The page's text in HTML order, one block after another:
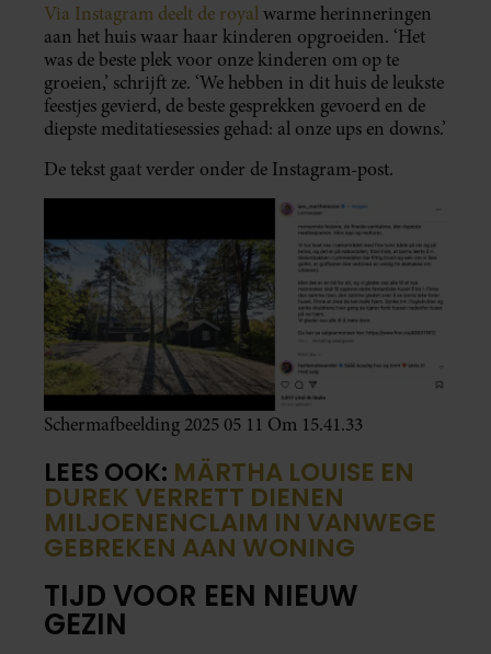
Via Instagram deelt de royalwarme herinneringen
aan het huis waar haar kinderen opgroeiden. ‘Het
was de beste plek voor onze kinderen om op te
groeien,’ schrijft ze. ‘We hebben in dit huis de leukste
feestjes gevierd, de beste gesprekken gevoerd en de
diepste meditatiesessies gehad: al onze ups en downs.’
De tekst gaat verder onder de Instagram-post.
Scherm­afbeelding 2025 05 11 Om 15.41.33
LEES OOK: MÄRTHA LOUISE EN
DUREK VERRETT DIENEN
MILJOENENCLAIM IN VANWEGE
GEBREKEN AAN WONING
TIJD VOOR EEN NIEUW
GEZIN